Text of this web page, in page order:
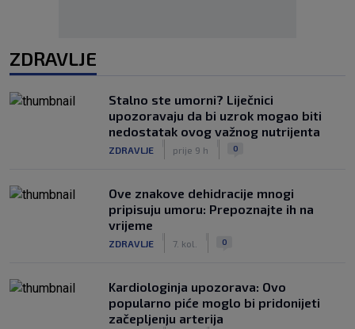
ZDRAVLJE
Stalno ste umorni? Liječnici
upozoravaju da bi uzrok mogao biti
nedostatak ovog važnog nutrijenta
ZDRAVLJE prije 9 h 0
Ove znakove dehidracije mnogi
pripisuju umoru: Prepoznajte ih na
vrijeme
ZDRAVLJE 7. kol. 0
Kardiologinja upozorava: Ovo
popularno piće moglo bi pridonijeti
začepljenju arterija